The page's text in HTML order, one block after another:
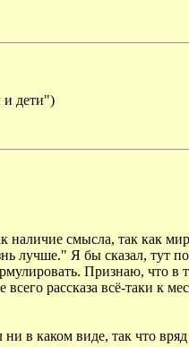
и дети")
наличие смысла, так как
лучше." Я бы сказал, тут
Признаю, что в
рассказа всё-таки к
в каком виде, так что